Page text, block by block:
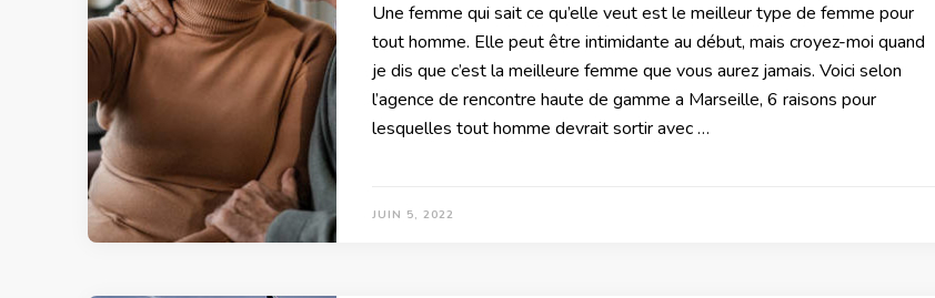
Une femme qui sait ce qu’elle veut est le meilleur type de femme pour
tout homme. Elle peut être intimidante au début, mais croyez-moi quand
je dis que c’est la meilleure femme que vous aurez jamais. Voici selon
l’agence de rencontre haute de gamme a Marseille, 6 raisons pour
lesquelles tout homme devrait sortir avec …
JUIN 5, 2022